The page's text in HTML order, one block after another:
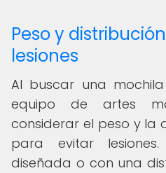
Peso y
lesiones
Al buscar una
equipo de artes
considerar el peso y la
para evitar
diseñada o con una